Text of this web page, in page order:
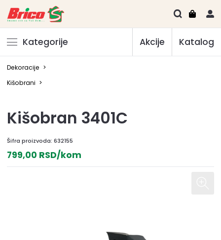
Kategorije Akcije Katalog
Dekoracije >
Kišobrani >
Kišobran 3401C
Šifra proizvoda: 632155
799,00 RSD/kom